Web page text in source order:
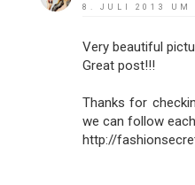
8. JULI 2013 UM
Very beautiful
Great post!!!
Thanks for
we can follow
http://